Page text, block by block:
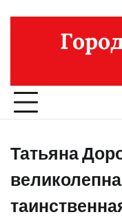
содержимому
Татьяна